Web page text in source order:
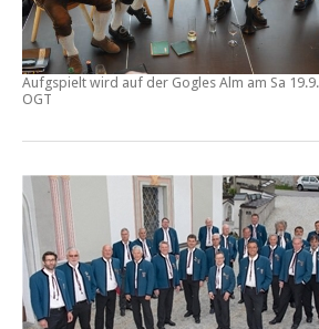
Aufgspielt wird auf der Gogles Alm am Sa
OGT